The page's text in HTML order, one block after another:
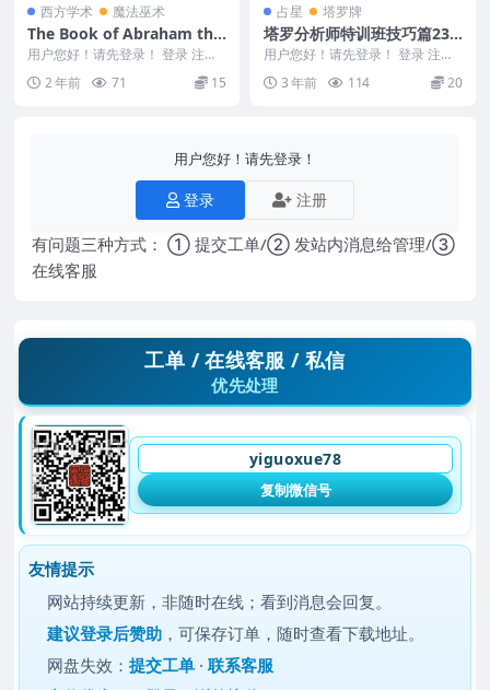
西方学术 魔法巫术
The Book of Abraham the
Jew亚伯拉罕之书（炼金术文
献）
用户您好！请先登录！ 登录 注册
2 年前 71 15
占星 塔罗牌
塔罗分析师特训班技巧篇23
视频
用户您好！请先登录！ 登录 注册
塔罗分析师特训班技巧篇 231205-
1 | ...3 年前 114 20
用户您好！请先登录！
登录 注册
有问题三种方式： ① 提交工单/② 发站内消息给管理/③
在线客服
工单 / 在线客服 / 私信
优先处理
yiguoxue78
复制微信号
友情提示
网站持续更新，非随时在线；看到消息会回复。
建议登录后赞助 ，可保存订单，随时查看下载地址。
网盘失效：提交工单 ·联系客服